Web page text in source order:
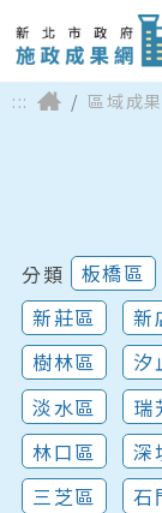
::: 區域成果
分類 板橋區
新莊區
新
樹林區
汐
淡水區
瑞
林口區
深
三芝區
石